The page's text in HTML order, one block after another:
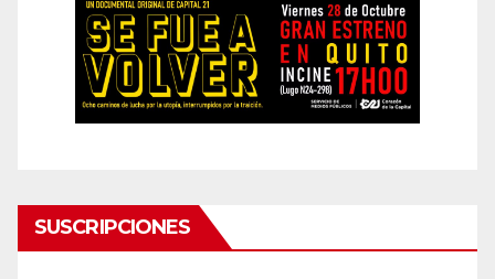
SUSCRIPCIONES